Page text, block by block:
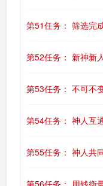
第51任务： 筛选完
第52任务： 新神新
第53任务： 不可不
第54任务： 神人互
第55任务： 神人共
第56任务： 用钱衡